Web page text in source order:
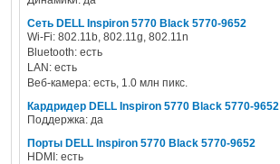
Сеть DELL Inspiron 5770 Black 5770-9652
Wi-Fi: 802.11b, 802.11g, 802.11n
Bluetooth: есть
LAN: есть
Веб-камера: есть, 1.0 млн пикс.
Кардридер DELL Inspiron 5770 Black 5770-9652
Поддержка: да
Порты DELL Inspiron 5770 Black 5770-9652
HDMI: есть